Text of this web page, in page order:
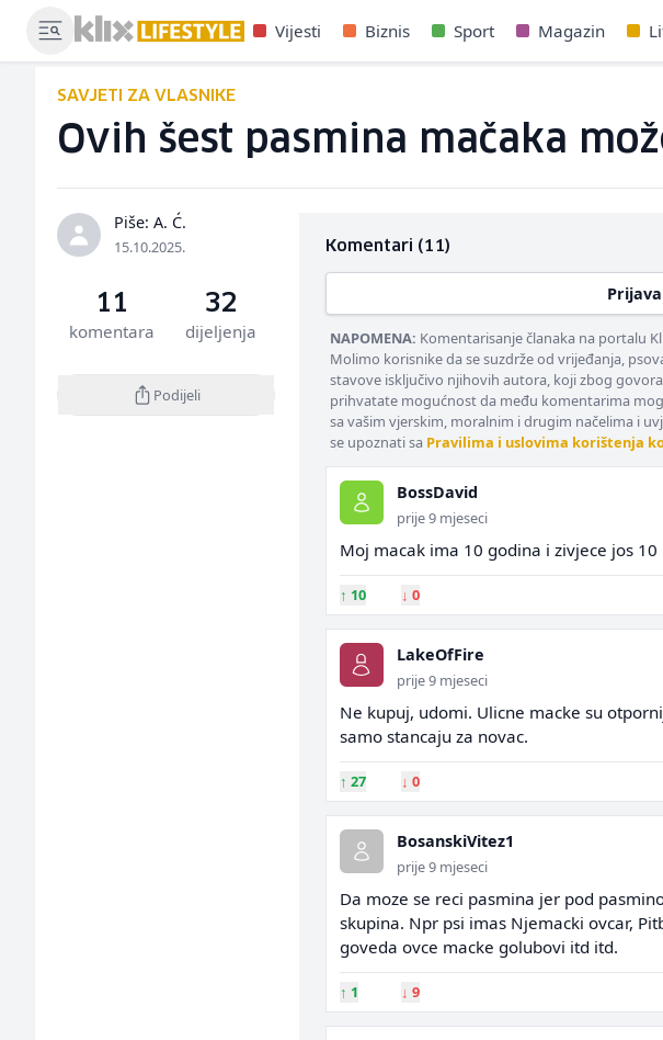
Vijesti Biznis Sport Magazin
SAVJETI ZA VLASNIKE
Ovih šest pasmina mačaka
Piše: A. Ć.
15.10.2025.
11
komentara
32
dijeljenja
Podijeli
Komentari (11)
NAPOMENA: Komentarisanje članaka na portalu
Molimo korisnike da se suzdrže od vrijeđanja,
stavove isključivo njihovih autora, koji zbog
prihvatate mogućnost da među komentarima
sa vašim vjerskim, moralnim i drugim načelima i
se upoznati sa Pravilima i uslovima korištenja
BossDavid
prije 9 mjeseci
Moj macak ima 10 godina i zivjece jos 10
↑ 10 ↓ 0
LakeOfFire
prije 9 mjeseci
Ne kupuj, udomi. Ulicne macke su
samo stancaju za novac.
↑ 27 ↓ 0
BosanskiVitez1
prije 9 mjeseci
Da moze se reci pasmina jer pod
skupina. Npr psi imas Njemacki ovcar,
goveda ovce macke golubovi itd itd.
↑ 1 ↓ 9